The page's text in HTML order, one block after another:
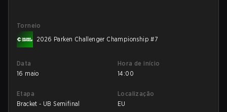
Torneio
2026 Parken Challenger Championship #7
Data
16 maio
Hora de início
14:00
Etapa
Bracket - UB Semifinal
Localização
EU